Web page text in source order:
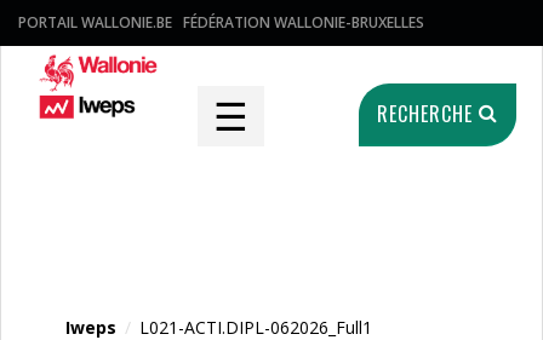
PORTAIL WALLONIE.BE FÉDÉRATION WALLONIE-BRUXELLES
☰ RECHERCHE
Iweps / L021-ACTI.DIPL-062026_Full1